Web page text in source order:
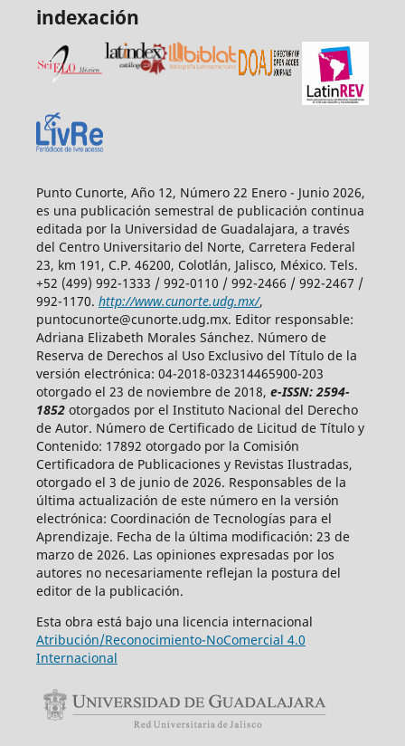
indexación
Punto Cunorte, Año 12, Número 22 Enero - Junio 2026,
es una publicación semestral de publicación continua
editada por la Universidad de Guadalajara, a través
del Centro Universitario del Norte, Carretera Federal
23, km 191, C.P. 46200, Colotlán, Jalisco, México. Tels.
+52 (499) 992-1333 / 992-0110 / 992-2466 / 992-2467 /
992-1170. http://www.cunorte.udg.mx/,
puntocunorte@cunorte.udg.mx. Editor responsable:
Adriana Elizabeth Morales Sánchez. Número de
Reserva de Derechos al Uso Exclusivo del Título de la
versión electrónica: 04-2018-032314465900-203
otorgado el 23 de noviembre de 2018, e-ISSN: 2594-
1852otorgados por el Instituto Nacional del Derecho
de Autor. Número de Certificado de Licitud de Título y
Contenido: 17892 otorgado por la Comisión
Certificadora de Publicaciones y Revistas Ilustradas,
otorgado el 3 de junio de 2026. Responsables de la
última actualización de este número en la versión
electrónica: Coordinación de Tecnologías para el
Aprendizaje. Fecha de la última modificación: 23 de
marzo de 2026. Las opiniones expresadas por los
autores no necesariamente reflejan la postura del
editor de la publicación.
Esta obra está bajo una licencia internacional
Atribución/Reconocimiento-NoComercial 4.0
Internacional